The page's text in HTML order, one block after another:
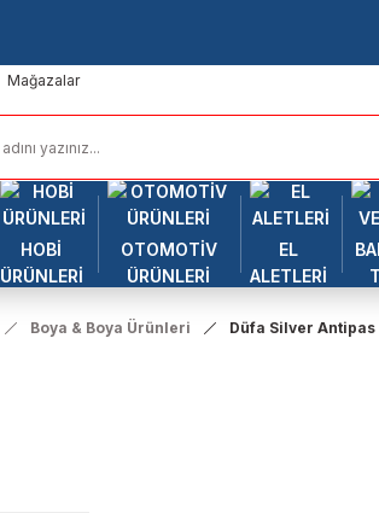
Mağazalar
HOBİ
ÜRÜNLERİ
OTOMOTİV
ÜRÜNLERİ
EL
ALETLERİ
Boya & Boya Ürünleri Düfa Silver Antipas